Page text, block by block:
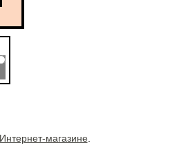
Интернет-магазине.